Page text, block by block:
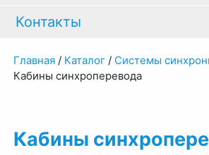
Контакты
Главная/ Каталог/ Системы
Кабины синхроперевода
Кабины